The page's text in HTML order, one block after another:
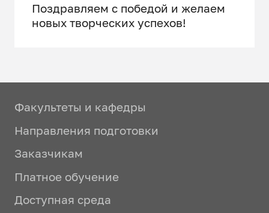
Поздравляем с победой и желаем
новых творческих успехов!
Факультеты и кафедры
Направления подготовки
Заказчикам
Платное обучение
Доступная среда